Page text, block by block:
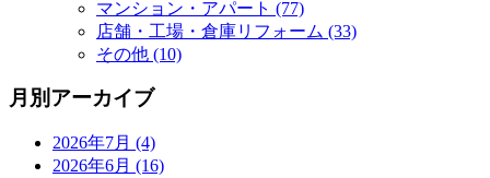
マンション・アパート (77)
店舗・工場・倉庫リフォーム (33)
その他 (10)
月別アーカイブ
2026年7月 (4)
2026年6月 (16)